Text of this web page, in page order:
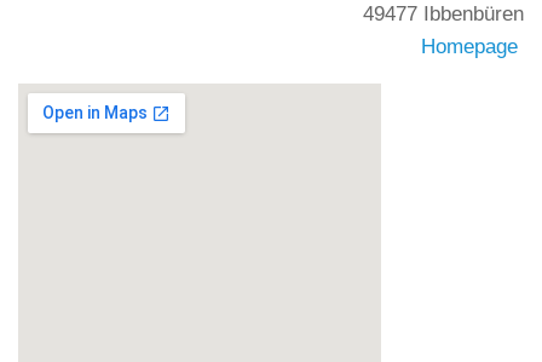
49477 Ibbenbüren
Homepage